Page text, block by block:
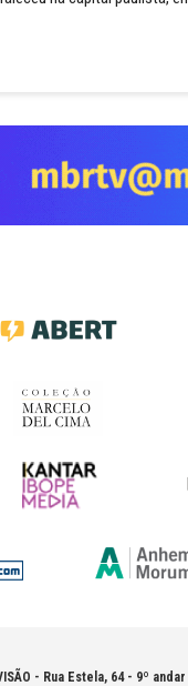
- Rua Estela, 64 - 9º